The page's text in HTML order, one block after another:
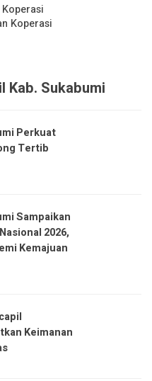
Koperasi
Kab. Sukabumi
Perkuat
Tertib
Sampaikan
2026,
Kemajuan
Keimanan